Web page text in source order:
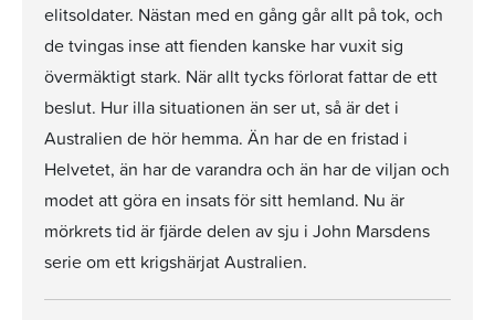
elitsoldater. Nästan med en gång går allt på tok, och
de tvingas inse att fienden kanske har vuxit sig
övermäktigt stark. När allt tycks förlorat fattar de ett
beslut. Hur illa situationen än ser ut, så är det i
Australien de hör hemma. Än har de en fristad i
Helvetet, än har de varandra och än har de viljan och
modet att göra en insats för sitt hemland. Nu är
mörkrets tid är fjärde delen av sju i John Marsdens
serie om ett krigshärjat Australien.